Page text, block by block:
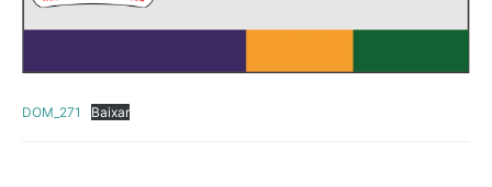
DOM_271 Baixar